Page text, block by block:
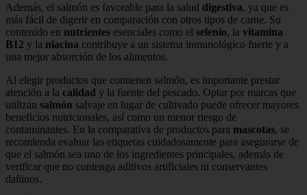
Además, el salmón es favorable para la salud digestiva, ya que es
más fácil de digerir en comparación con otros tipos de carne. Su
contenido en nutrientes esenciales como el selenio, la vitamina
B12 y la niacina contribuye a un sistema inmunológico fuerte y a
una mejor absorción de los alimentos.
Al elegir productos que contienen salmón, es importante prestar
atención a la calidad y la fuente del pescado. Optar por marcas que
utilizan salmón salvaje en lugar de cultivado puede ofrecer mayores
beneficios nutricionales, así como un menor riesgo de
contaminantes. En la comparativa de productos para mascotas, se
recomienda evaluar las etiquetas cuidadosamente para asegurarse de
que el salmón sea uno de los ingredientes principales, además de
verificar que no contenga aditivos artificiales ni conservantes
dañinos.